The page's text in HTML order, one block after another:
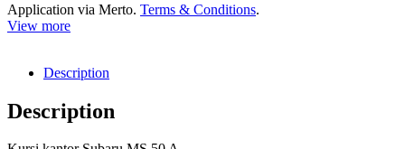
Application via Merto. Terms & Conditions.
View more
Description
Description